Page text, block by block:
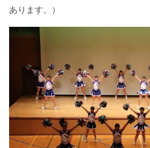
あります。）